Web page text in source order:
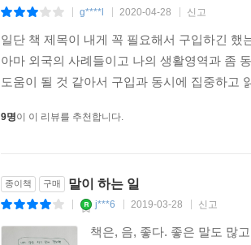
g****l 2020-04-28 신고
일단 책 제목이 내게 꼭 필요해서 구입하긴
아마 외국의 사례들이고 나의 생활영역과 좀
도움이 될 것 같아서 구입과 동시에 집중하고
9명이 이 리뷰를 추천합니다.
종이책 구매 말이 하는 일
j***6 2019-03-28 신고
책은, 음, 좋다. 좋은 말도 많